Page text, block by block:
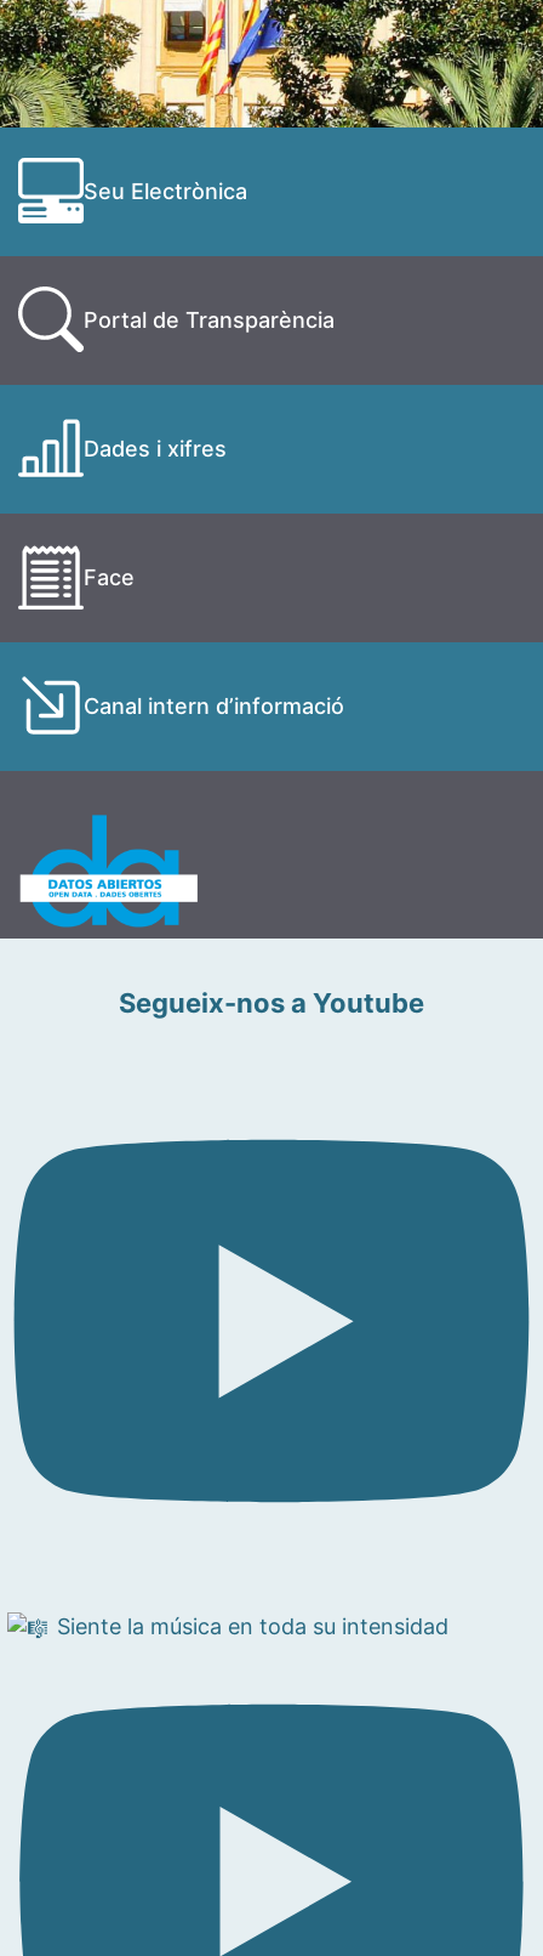
Seu Electrònica
Portal de Transparència
Dades i xifres
Face
Canal intern d’informació
Segueix-nos a Youtube
Siente la música en toda su intensidad